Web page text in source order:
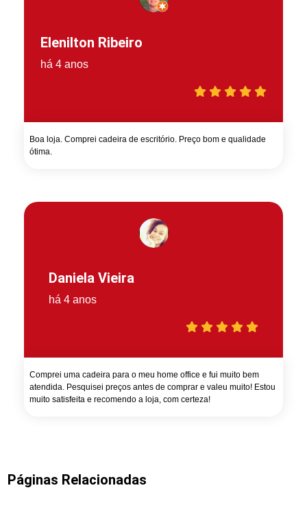
Elenilton Ribeiro
há 4 anos
Boa loja. Comprei cadeira de escritório. Preço bom e qualidade
ótima.
Daniela Vieira
há 4 anos
Comprei uma cadeira para o meu home office e fui muito bem
atendida. Pesquisei preços antes de comprar e valeu muito! Estou
muito satisfeita e recomendo a loja, com certeza!
Páginas Relacionadas